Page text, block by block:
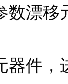
数漂
器件